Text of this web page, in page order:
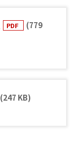
PDF
(779
(247 KB)